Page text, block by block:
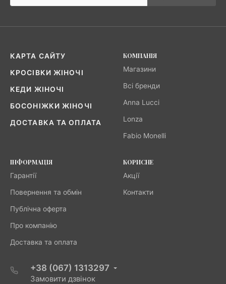
КАРТА САЙТУ
КРОСІВКИ ЖІНОЧІ
КЕДИ ЖІНОЧІ
БОСОНІЖКИ ЖІНОЧІ
ДОСТАВКА ТА ОПЛАТА
КОМПАНІЯ
Магазини
Всі бренди
Anna Lucci
Lonza
Fabio Monelli
ІНФОРМАЦІЯ
Гарантії
Повернення та обмін
Публічна оферта
Про компанію
Доставка та оплата
КОРИСНЕ
Акції
Контакти
+38 (067) 1313297
Замовити дзвінок